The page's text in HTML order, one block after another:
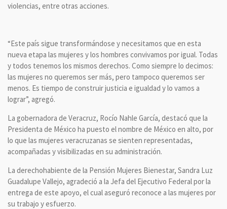
violencias, entre otras acciones.
“Este país sigue transformándose y necesitamos que en esta
nueva etapa las mujeres y los hombres convivamos por igual. Todas
y todos tenemos los mismos derechos. Como siempre lo decimos:
las mujeres no queremos ser más, pero tampoco queremos ser
menos. Es tiempo de construir justicia e igualdad y lo vamos a
lograr”, agregó.
La gobernadora de Veracruz, Rocío Nahle García, destacó que la
Presidenta de México ha puesto el nombre de México en alto, por
lo que las mujeres veracruzanas se sienten representadas,
acompañadas y visibilizadas en su administración.
La derechohabiente de la Pensión Mujeres Bienestar, Sandra Luz
Guadalupe Vallejo, agradeció a la Jefa del Ejecutivo Federal por la
entrega de este apoyo, el cual aseguró reconoce a las mujeres por
su trabajo y esfuerzo.